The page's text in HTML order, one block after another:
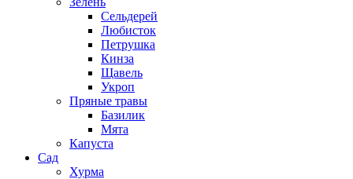
Сельдерей
Любисток
Петрушка
Кинза
Щавель
Укроп
Пряные травы
Базилик
Мята
Капуста
Сад
Хурма